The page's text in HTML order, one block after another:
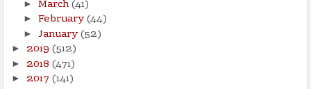
► March(41)
► February(44)
► January(52)
► 2019 (512)
► 2018 (471)
► 2017 (141)